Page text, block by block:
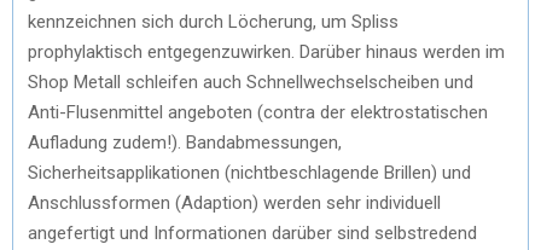
kennzeichnen sich durch Löcherung, um Spliss
prophylaktisch entgegenzuwirken. Darüber hinaus werden im
Shop Metall schleifen auch Schnellwechselscheiben und
Anti-Flusenmittel angeboten (contra der elektrostatischen
Aufladung zudem!). Bandabmessungen,
Sicherheitsapplikationen (nichtbeschlagende Brillen) und
Anschlussformen (Adaption) werden sehr individuell
angefertigt und Informationen darüber sind selbstredend